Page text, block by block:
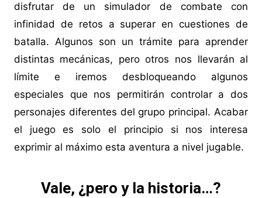
disfrutar de un simulador de combate con
infinidad de retos a superar en cuestiones de
batalla. Algunos son un trámite para aprender
distintas mecánicas, pero otros nos llevarán al
límite e iremos desbloqueando algunos
especiales que nos permitirán controlar a dos
personajes diferentes del grupo principal. Acabar
el juego es solo el principio si nos interesa
exprimir al máximo esta aventura a nivel jugable.
Vale, ¿pero y la historia…?